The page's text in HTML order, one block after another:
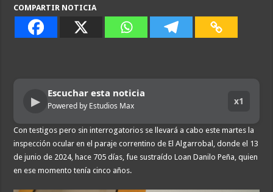
COMPARTIR NOTICIA
▶
Escuchar esta noticia
Powered by Estudios Max x1
Con testigos pero sin interrogatorios se llevará a cabo este martes la
inspección ocular en el paraje correntino de El Algarrobal, donde el 13
de junio de 2024, hace 705 días, fue sustraído Loan Danilo Peña, quien
en ese momento tenía cinco años.